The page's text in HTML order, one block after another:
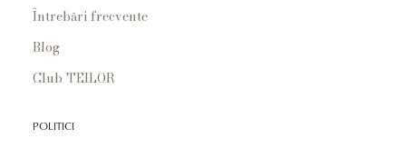
Întrebări frecvente
Blog
Club TEILOR
POLITICI